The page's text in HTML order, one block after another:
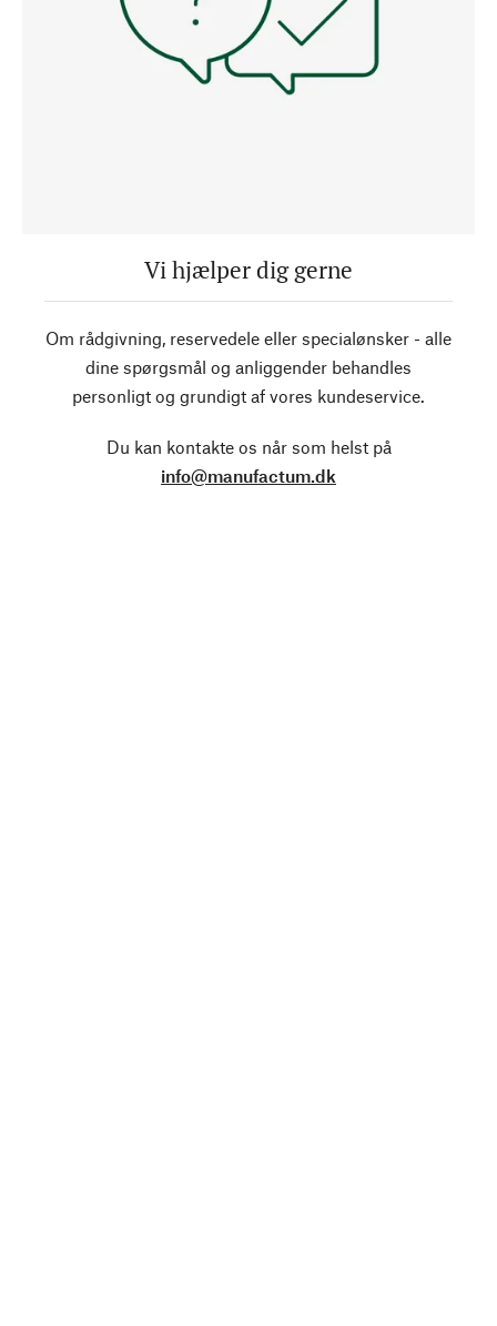
Vi hjælper dig gerne
Om rådgivning, reservedele eller specialønsker - alle
dine spørgsmål og anliggender behandles
personligt og grundigt af vores kundeservice.
Du kan kontakte os når som helst på
info@manufactum.dk